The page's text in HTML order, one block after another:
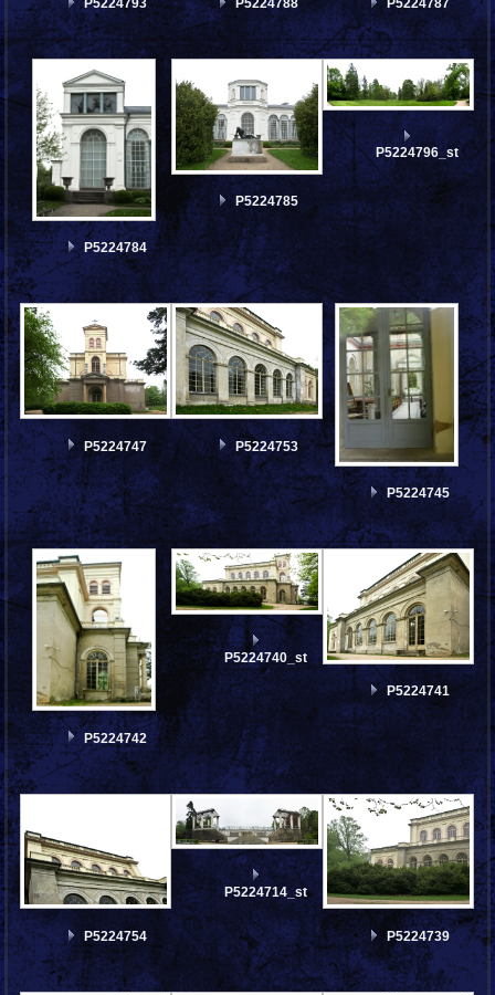
P5224793 P5224788 P5224787
P5224784
P5224785
P5224796_stitch
P5224747 P5224753
P5224745
P5224742
P5224740_stitch
P5224741
P5224754
P5224714_stitch
P5224739